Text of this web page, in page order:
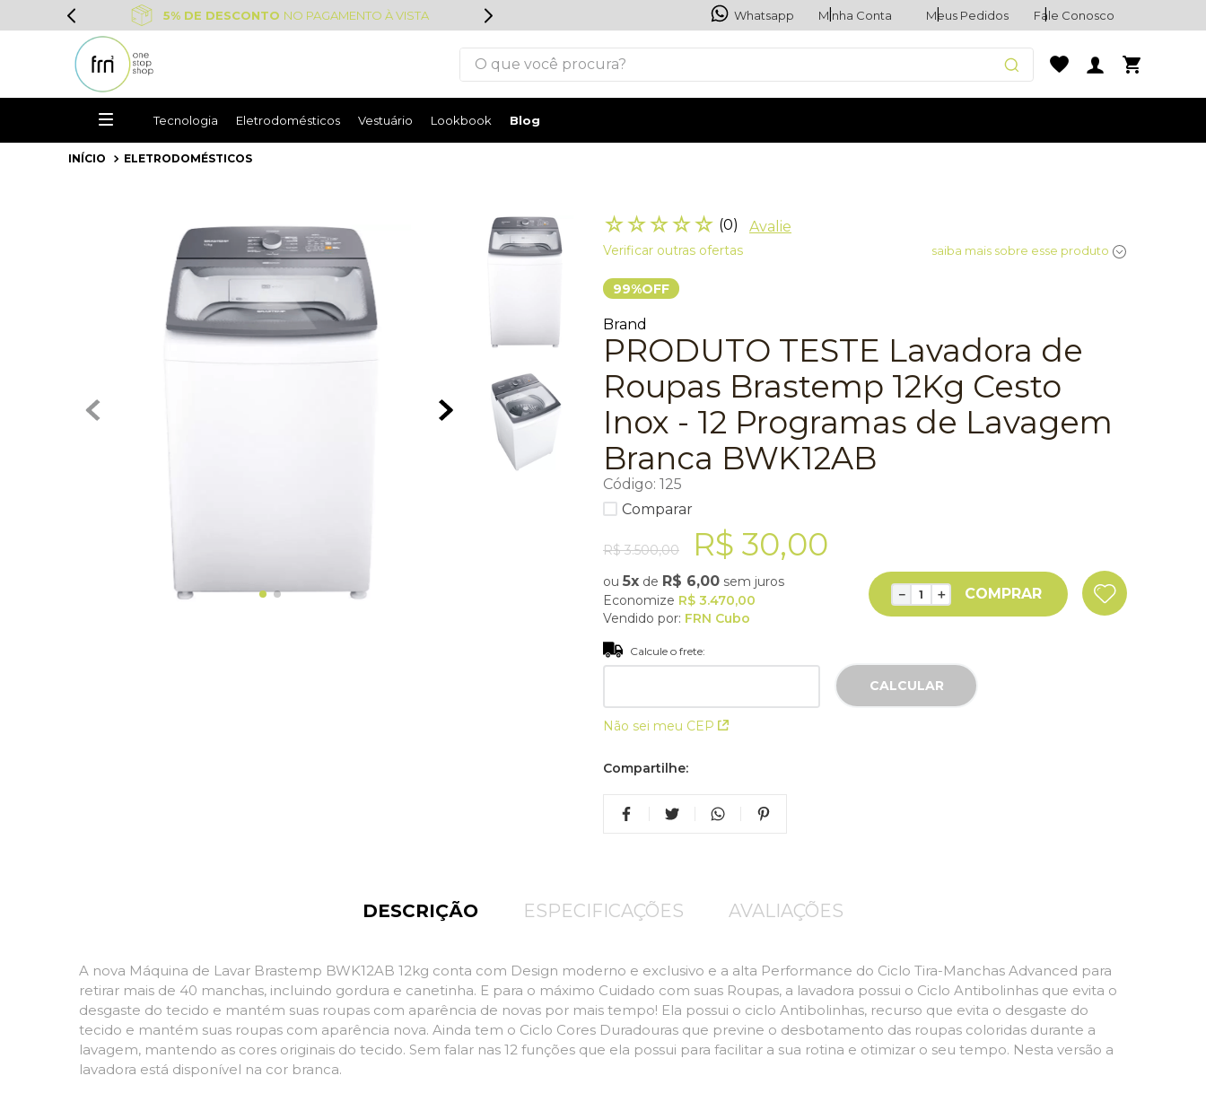
5% DE DESCONTO NO PAGAMENTO À VISTA Whatsapp Minha Conta Meus Pedidos Fale Conosco
O que você procura?
Tecnologia Eletrodomésticos Vestuário Lookbook Blog
ELETRODOMÉSTICOS
☆☆☆☆☆ (0) Avalie
Verificar outras ofertas saiba mais sobre esse produto
99%OFF
Brand
PRODUTO TESTE Lavadora de
Roupas Brastemp 12Kg Cesto
Inox - 12 Programas de Lavagem
Branca BWK12AB
Código: 125
Comparar
R$ 30,00
R$ 3.500,00
ou 5 de R$ 6,00 sem juros
Economize R$ 3.470,00
Vendido por: FRN Cubo
＋
－ COMPRAR
Calcule o frete:
Não sei meu CEP
Compartilhe:
DESCRIÇÃO ESPECIFICAÇÕES AVALIAÇÕES
A nova Máquina de Lavar Brastemp BWK12AB 12kg conta com Design moderno e exclusivo e a alta Performance do Ciclo Tira-Manchas Advanced para
retirar mais de 40 manchas, incluindo gordura e canetinha. E para o máximo Cuidado com suas Roupas, a lavadora possui o Ciclo Antibolinhas que evita o
desgaste do tecido e mantém suas roupas com aparência de novas por mais tempo! Ela possui o ciclo Antibolinhas, recurso que evita o desgaste do
tecido e mantém suas roupas com aparência nova. Ainda tem o Ciclo Cores Duradouras que previne o desbotamento das roupas coloridas durante a
lavagem, mantendo as cores originais do tecido. Sem falar nas 12 funções que ela possui para facilitar a sua rotina e otimizar o seu tempo. Nesta versão a
lavadora está disponível na cor branca.